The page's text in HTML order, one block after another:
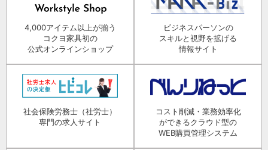
4,000アイテム以上が揃う
コクヨ家具初の
公式オンラインショップ
ビジネスパーソンの
スキルと視野を拡げる
情報サイト
社会保険労務士（社労士）
専門の求人サイト
コスト削減・業務効率化
ができるクラウド型の
WEB購買管理システム